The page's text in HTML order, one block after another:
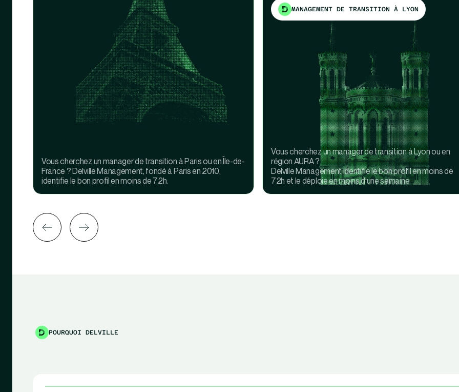
Vous cherchez un manager de transition à Paris ou en Île-de-
France ? Delville Management, fondé à Paris en 2010,
identifie le bon profil en moins de 72h.
MANAGEMENT DE TRANSITION À LYON
Vous cherchez un manager de transition à Lyon ou en
région AURA ?
Delville Management identifie le bon profil en moins de
72h et le déploie en moins d'une semaine.
POURQUOI DELVILLE